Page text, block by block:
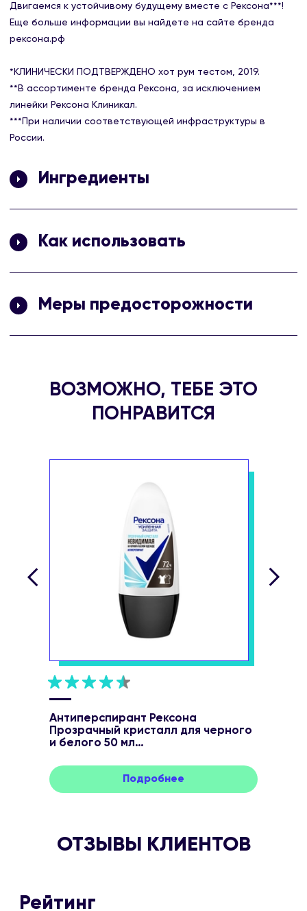
Двигаемся к устойчивому будущему вместе с Рексона***!
Еще больше информации вы найдете на сайте бренда
рексона.рф
*КЛИНИЧЕСКИ ПОДТВЕРЖДЕНО хот рум тестом, 2019.
**В ассортименте бренда Рексона, за исключением
линейки Рексона Клиникал.
***При наличии соответствующей инфраструктуры в
России.
Ингредиенты
PPG-15 Stearyl Ether, Parfum, Calcium Chloride, Glycine,
Steareth-20, Disodium EDTA, Caprylic/Capric Triglyceride, BHT,
Benzyl Salicylate, Citronellol, Geraniol, Hexyl Cinnamal,
Hydroxycitronellal, Limonene, Linalool.
Как использовать
сухой коже подмышек.
Меры предосторожности
ВОЗМОЖНО, ТЕБЕ ЭТО
ПОНРАВИТСЯ
Антиперспирант Рексона
Прозрачный кристалл для черного
и белого 50 мл
Подробнее
ОТЗЫВЫ КЛИЕНТОВ